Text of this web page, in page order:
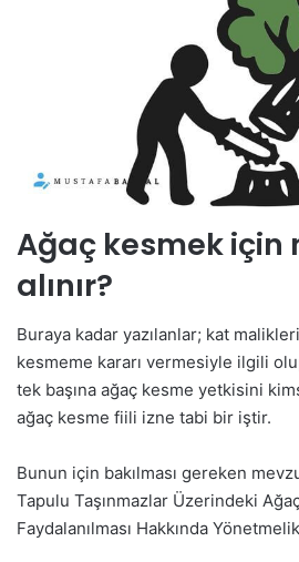
Ağaç kesmek için
alınır?
Buraya kadar yazılanlar; kat
kesmeme kararı vermesiyle ilgili
tek başına ağaç kesme yetkisini
ağaç kesme fiili izne tabi bir iştir.
Bunun için bakılması gereken
Tapulu Taşınmazlar Üzerindeki
Faydalanılması Hakkında